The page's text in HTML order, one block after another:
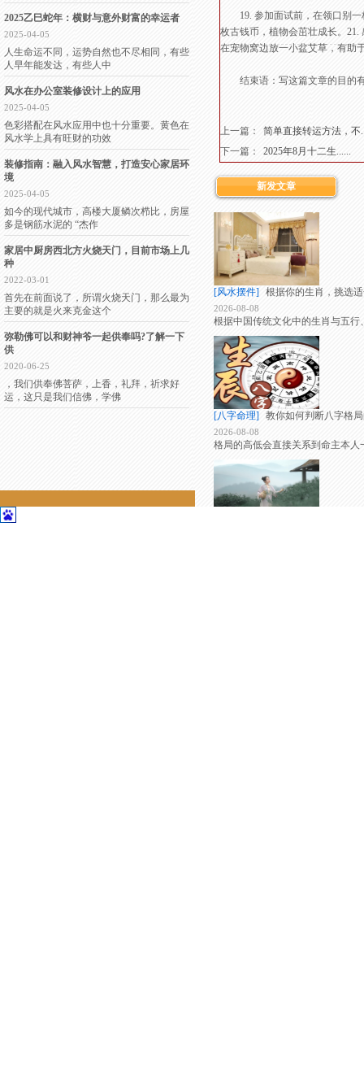
19. 参加面试前，在领口别一
枚古钱币，植物会茁壮成长。
在宠物窝边放一小盆艾草，有助
结束语：写这篇文章的目的有
上一篇：
简单直接转运方法，不
下一篇：
2025年8月十二生......
2025乙巳蛇年：横财与意外财富的幸运者
2025-04-05
人生命运不同，运势自然也不尽相同，有些
人早年能发达，有些人中
风水在办公室装修设计上的应用
2025-04-05
色彩搭配在风水应用中也十分重要。黄色在
风水学上具有旺财的功效
装修指南：融入风水智慧，打造安心家居环
境
2025-04-05
如今的现代城市，高楼大厦鳞次栉比，房屋
多是钢筋水泥的 “杰作
家居中厨房西北方火烧天门，目前市场上几
种
2022-03-01
首先在前面说了，所谓火烧天门，那么最为
主要的就是火来克金这个
弥勒佛可以和财神爷一起供奉吗?了解一下
供
2020-06-25
，我们供奉佛菩萨，上香，礼拜，祈求好
运，这只是我们信佛，学佛
新发文章
[风水摆件] 根据你的生肖，挑选
2026-08-08
根据中国传统文化中的生肖与五
[八字命理] 教你如何判断八字格
2026-08-08
格局的高低会直接关系到命主本